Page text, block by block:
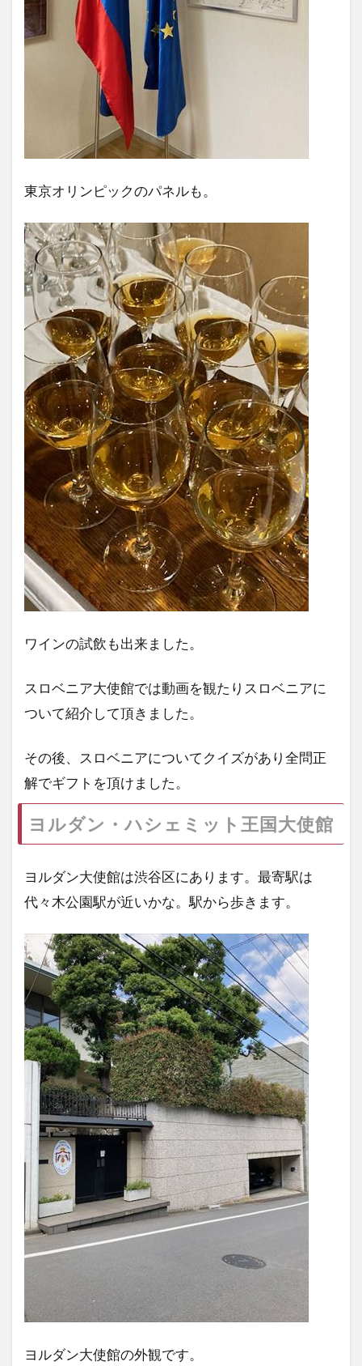
東京オリンピックのパネルも。
ワインの試飲も出来ました。
スロベニア大使館では動画を観たりスロベニアに
ついて紹介して頂きました。
その後、スロベニアについてクイズがあり全問正
解でギフトを頂けました。
ヨルダン・ハシェミット王国大使館
ヨルダン大使館は渋谷区にあります。最寄駅は
代々木公園駅が近いかな。駅から歩きます。
ヨルダン大使館の外観です。